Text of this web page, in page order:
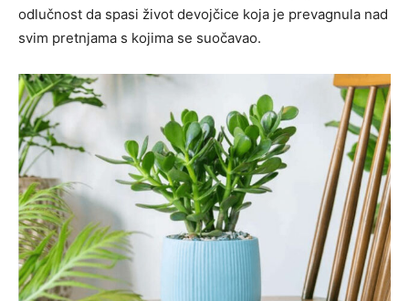
odlučnost da spasi život devojčice koja je prevagnula nad
svim pretnjama s kojima se suočavao.